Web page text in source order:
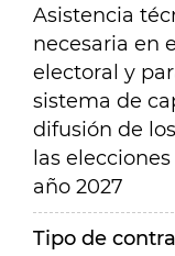
Asistencia
necesaria en
electoral y
sistema de
difusión de
las
año 2027
Tipo de